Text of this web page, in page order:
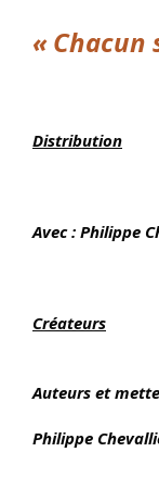
« Chacun
Distribution
Avec : Philippe
Créateurs
Auteurs et
Philippe